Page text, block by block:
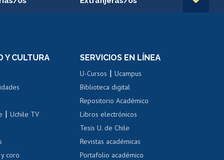
interna
renta
renta
uchile
Movilidad Estudiantil
Cursos de español
sexual y violencia
Y CULTURA
|Uchile TV
coro
SERVICIOS EN LÍNEA
U-Cursos |Ucampus
Biblioteca digital
Repositorio Académico
Libros electrónicos
Tesis U. de Chile
Revistas académicas
Portafolio académico